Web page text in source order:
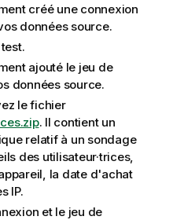
créé une connexion
données source.
ajouté le jeu de
données source.
le fichier
. Il contient un
relatif à un sondage
des utilisateur·trices,
la date d'achat
IP.
et le jeu de